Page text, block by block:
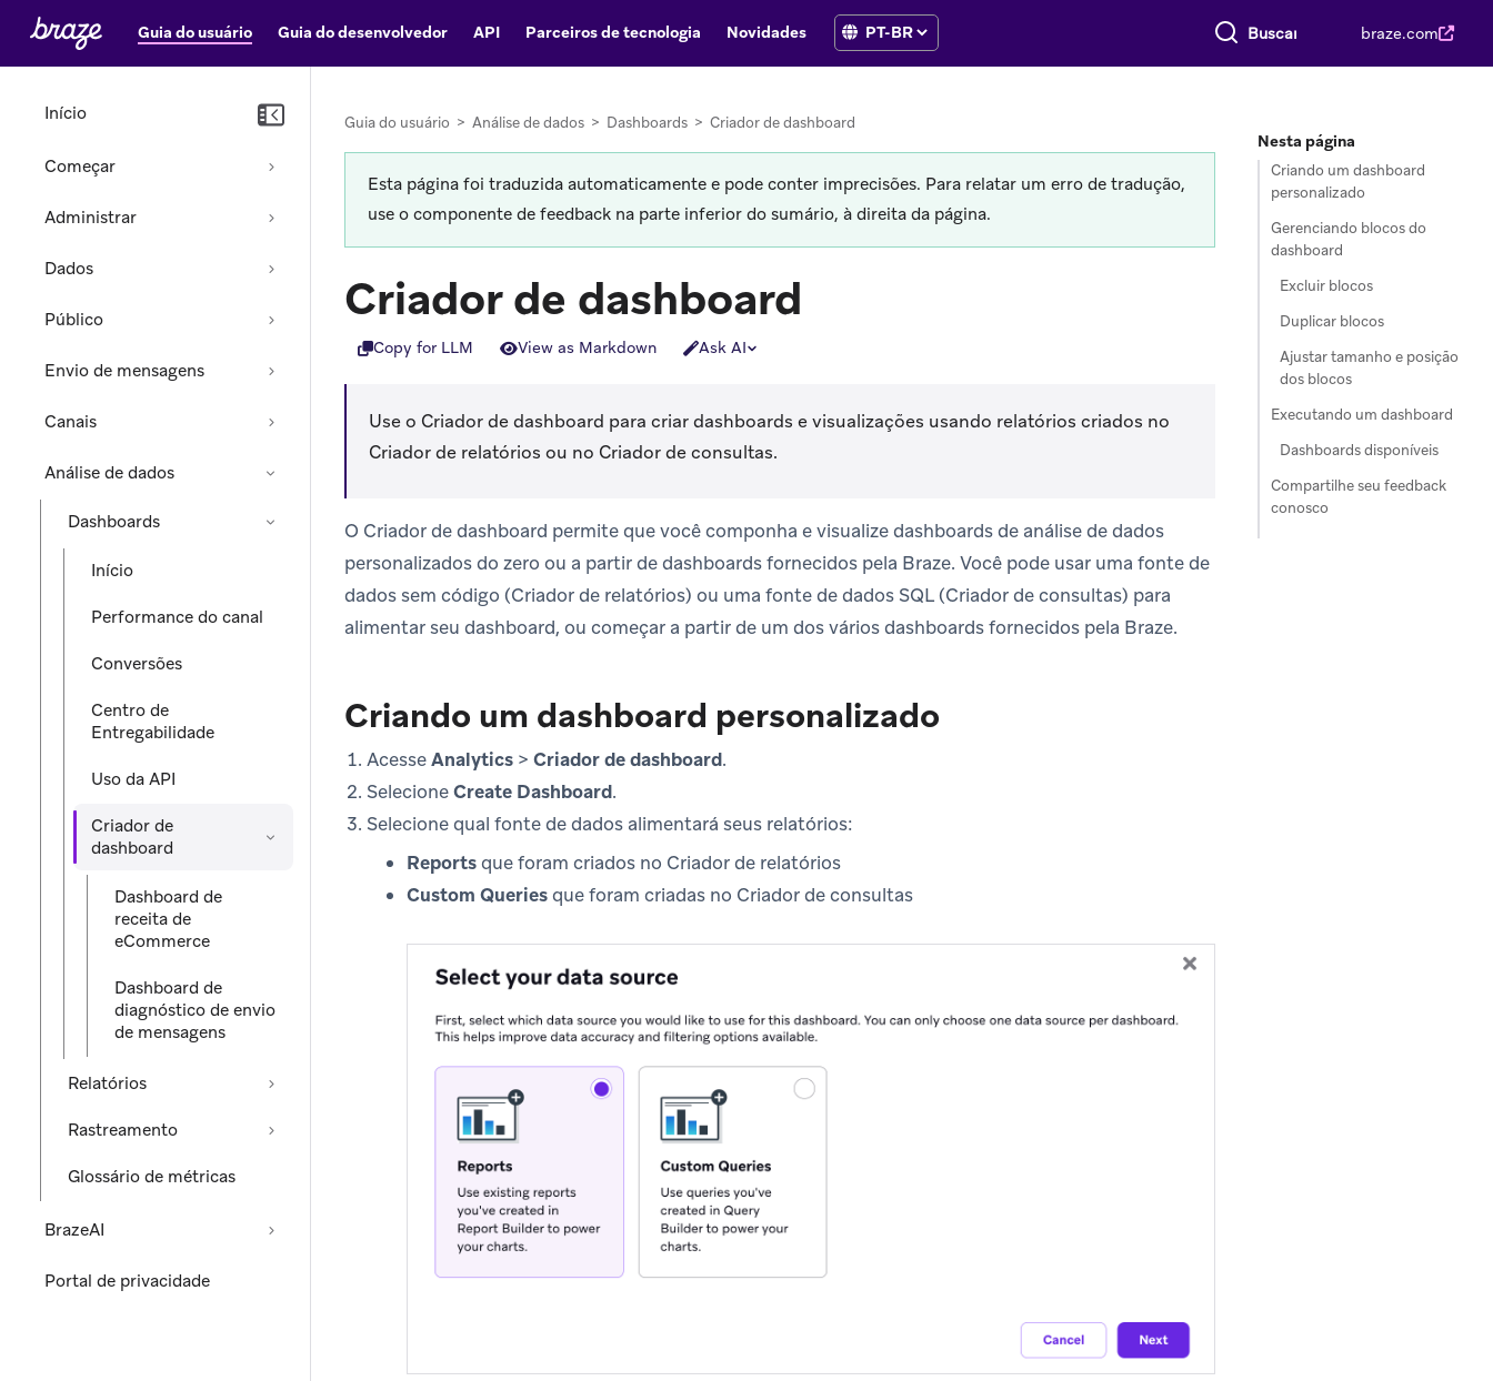
Guia do usuário Guia do desenvolvedor API Parceiros de tecnologia Novidades Buscar tudo braze.com
Início
Começar
Administrar
Dados
Público
Envio de mensagens
Canais
Análise de dados
Dashboards
Início
Performance do canal
Conversões
Centro de
Entregabilidade
Uso da API
Criador de
dashboard
Dashboard de
receita de
eCommerce
Dashboard de
diagnóstico de envio
de mensagens
Relatórios
Rastreamento
Glossário de métricas
BrazeAI
Portal de privacidade
Guia do usuário > Análise de dados > Dashboards > Criador de dashboard
Esta página foi traduzida automaticamente e pode conter imprecisões. Para relatar um erro de tradução,
use o componente de feedback na parte inferior do sumário, à direita da página.
Criador de dashboard
Copy for LLM View as Markdown Ask AI
Use o Criador de dashboard para criar dashboards e visualizações usando relatórios criados no
Criador de relatórios ou no Criador de consultas.
O Criador de dashboard permite que você componha e visualize dashboards de análise de dados
personalizados do zero ou a partir de dashboards fornecidos pela Braze. Você pode usar uma fonte de
dados sem código (Criador de relatórios) ou uma fonte de dados SQL (Criador de consultas) para
alimentar seu dashboard, ou começar a partir de um dos vários dashboards fornecidos pela Braze.
Criando um dashboard personalizado
AcesseAnalytics > Criador de dashboard.
SelecioneCreate Dashboard.
Selecione qual fonte de dados alimentará seus relatórios:
Reportsque foram criados no Criador de relatórios
Custom Queriesque foram criadas no Criador de consultas
Nesta página
Criando um dashboard
personalizado
Gerenciando blocos do
dashboard
Excluir blocos
Duplicar blocos
Ajustar tamanho e posição
dos blocos
Executando um dashboard
Dashboards disponíveis
Compartilhe seu feedback
conosco